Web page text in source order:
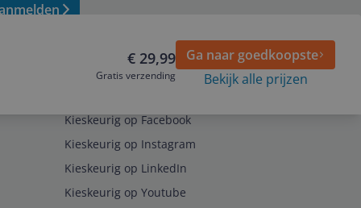
€ 29,99
Gratis verzending
Ga naar goedkoopste
Bekijk alle prijzen
Kieskeurig op Facebook
Kieskeurig op Instagram
Kieskeurig op LinkedIn
Kieskeurig op Youtube